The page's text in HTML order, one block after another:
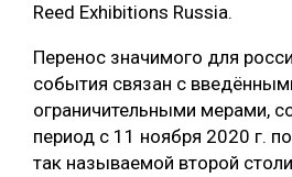
ЛОГИСТИКА
ПРОИЗВОДСТВО ДРЕВЕСНЫХ ПЛИТ
КОМПЛЕКСНАЯ ПЕРЕРАБОТКА
Reed Exhibitions Russia.
Перенос значимого для
события связан с
ограничительными мерами,
период с 11 ноября 2020 г.
так называемой второй